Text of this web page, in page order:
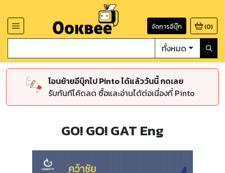
จัดการอีบุ๊ก (0)
ทั้งหมด
โอนย้ายอีบุ๊กไป Pinto ได้แล้ววันนี้ กดเลย
รับทันทีโค้ดลด ซื้อและอ่านได้ต่อเนื่องที่ Pinto
GO! GO! GAT Eng